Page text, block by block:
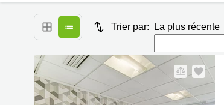
Trier par: La plus récente